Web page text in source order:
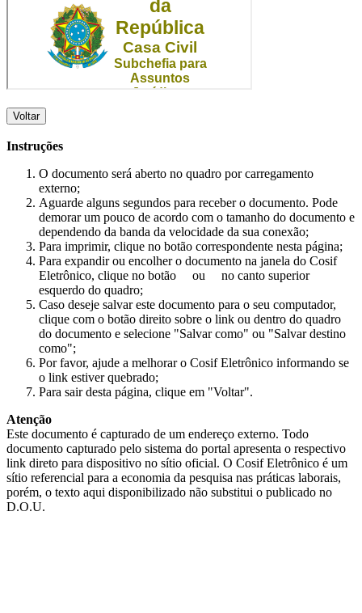
Voltar
Instruções
O documento será aberto no quadro por carregamento
externo;
Aguarde alguns segundos para receber o documento. Pode
demorar um pouco de acordo com o tamanho do documento e
dependendo da banda da velocidade da sua conexão;
Para imprimir, clique no botão correspondente nesta página;
Para expandir ou encolher o documento na janela do Cosif
Eletrônico, clique no botão
ou
no canto superior
esquerdo do quadro;
Caso deseje salvar este documento para o seu computador,
clique com o botão direito sobre o link ou dentro do quadro
do documento e selecione "Salvar como" ou "Salvar destino
como";
Por favor, ajude a melhorar o Cosif Eletrônico informando se
o link estiver quebrado;
Para sair desta página, clique em "Voltar".
Atenção
Este documento é capturado de um endereço externo. Todo
documento capturado pelo sistema do portal apresenta o respectivo
link direto para dispositivo no sítio oficial. O Cosif Eletrônico é um
sítio referencial para a economia da pesquisa nas práticas laborais,
porém, o texto aqui disponibilizado não substitui o publicado no
D.O.U.